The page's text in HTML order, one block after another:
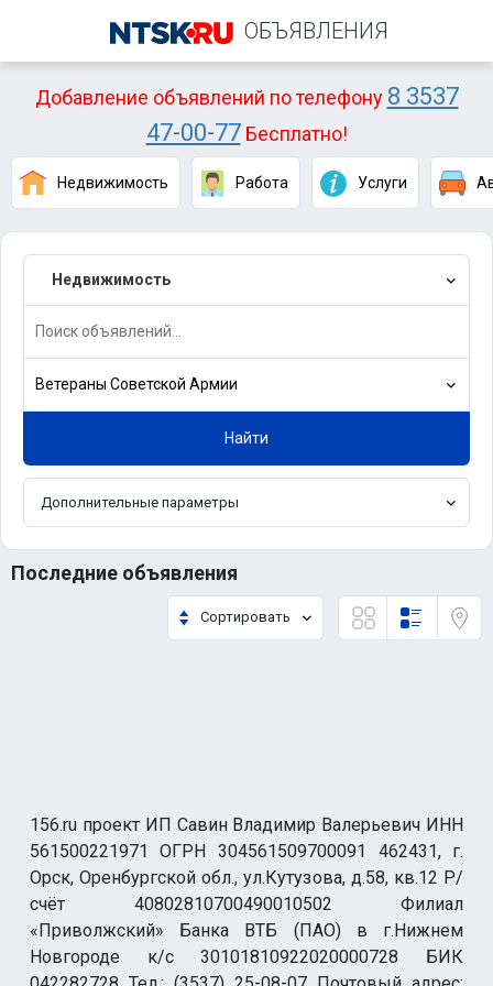
ОБЪЯВЛЕНИЯ
Добавление объявлений по телефону 8 3537
47-00-77Бесплатно!
Недвижимость Работа Услуги
Недвижимость
Ветераны Советской Армии
Найти
Дополнительные параметры
Последние объявления
Сортировать
156.ru проект ИП Савин Владимир Валерьевич ИНН
561500221971 ОГРН 304561509700091 462431, г.
Орск, Оренбургской обл., ул.Кутузова, д.58, кв.12 Р/
счёт 40802810700490010502 Филиал
«Приволжский» Банка ВТБ (ПАО) в г.Нижнем
Новгороде к/с 30101810922020000728 БИК